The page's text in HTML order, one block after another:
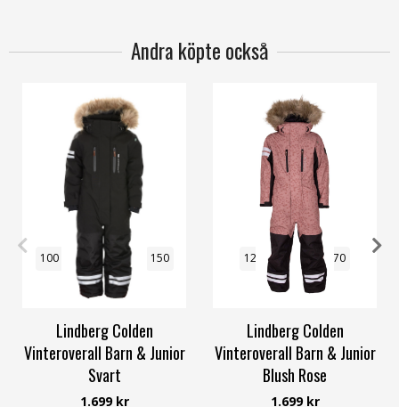
Andra köpte också
100 120 130 140
150
170
Lindberg Colden
Vinteroverall Barn & Junior
Svart
Lindberg
1.699 kr
120 140 150 170
Lindberg Colden
Vinteroverall Barn & Junior
Blush Rose
Lindberg
1.699 kr